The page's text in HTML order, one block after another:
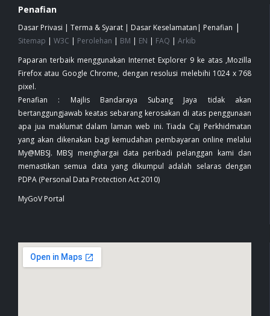
Penafian
Dasar Privasi | Terma & Syarat | Dasar Keselamatan | Penafian |
Sitemap | W3C | Perolehan | BM | EN | FAQ | Arkib
Paparan terbaik menggunakan Internet Explorer 9 ke atas ,Mozilla
Firefox atau Google Chrome, dengan resolusi melebihi 1024 x 768
pixel.
Penafian : Majlis Bandaraya Subang Jaya tidak akan
bertanggungjawab keatas sebarang kerosakan di atas penggunaan
apa jua maklumat dalam laman web ini. Tiada Caj Perkhidmatan
yang akan dikenakan bagi kemudahan pembayaran online melalui
My@MBSJ. MBSJ menghargai data peribadi pelanggan kami dan
memastikan semua data yang dikumpul adalah selaras dengan
PDPA (Personal Data Protection Act 2010)
MyGoV Portal